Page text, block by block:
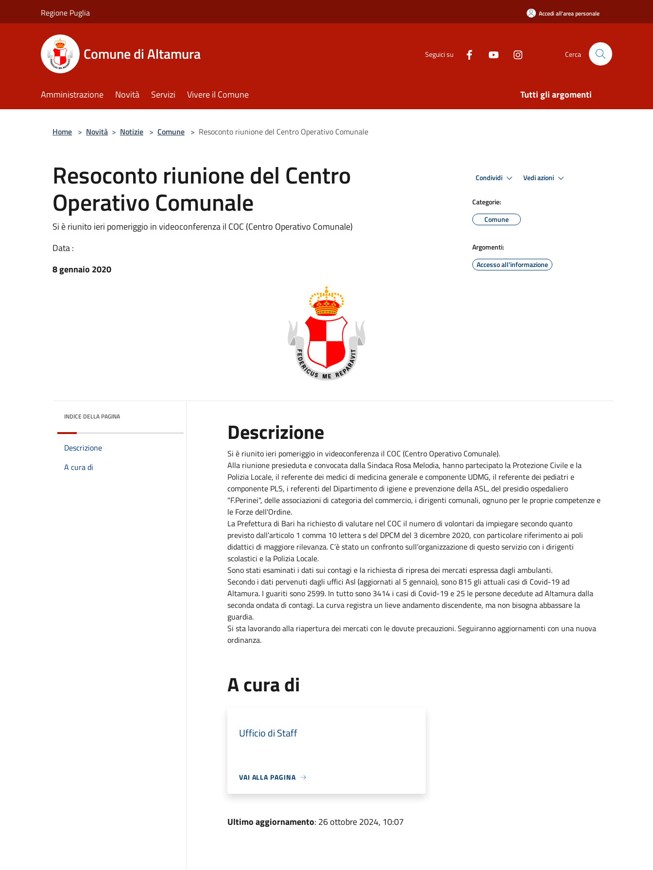
Regione Puglia Accedi all'area personale
Comune di Altamura Seguici su Cerca
Amministrazione Novità Servizi Vivere il Comune Tutti gli argomenti
Home > Novità > Notizie > Comune > Resoconto riunione del Centro Operativo Comunale
Resoconto riunione del Centro
Operativo Comunale
Si è riunito ieri pomeriggio in videoconferenza il COC (Centro Operativo Comunale)
Data :
8 gennaio 2020
Condividi Vedi azioni
Categorie:
Comune
Argomenti:
Accesso all'informazione
INDICE DELLA PAGINA
Descrizione
A cura di
Descrizione
Si è riunito ieri pomeriggio in videoconferenza il COC (Centro Operativo Comunale).
Alla riunione presieduta e convocata dalla Sindaca Rosa Melodia, hanno partecipato la Protezione Civile e la
Polizia Locale, il referente dei medici di medicina generale e componente UDMG, il referente dei pediatri e
componente PLS, i referenti del Dipartimento di igiene e prevenzione della ASL, del presidio ospedaliero
"F.Perinei", delle associazioni di categoria del commercio, i dirigenti comunali, ognuno per le proprie competenze e
le Forze dell'Ordine.
La Prefettura di Bari ha richiesto di valutare nel COC il numero di volontari da impiegare secondo quanto
previsto dall’articolo 1 comma 10 lettera s del DPCM del 3 dicembre 2020, con particolare riferimento ai poli
didattici di maggiore rilevanza. C’è stato un confronto sull’organizzazione di questo servizio con i dirigenti
scolastici e la Polizia Locale.
Sono stati esaminati i dati sui contagi e la richiesta di ripresa dei mercati espressa dagli ambulanti.
Secondo i dati pervenuti dagli uffici Asl (aggiornati al 5 gennaio), sono 815 gli attuali casi di Covid-19 ad
Altamura. I guariti sono 2599. In tutto sono 3414 i casi di Covid-19 e 25 le persone decedute ad Altamura dalla
seconda ondata di contagi. La curva registra un lieve andamento discendente, ma non bisogna abbassare la
guardia.
Si sta lavorando alla riapertura dei mercati con le dovute precauzioni. Seguiranno aggiornamenti con una nuova
ordinanza.
A cura di
Ufficio di Staff
VAI ALLA PAGINA
Ultimo aggiornamento: 26 ottobre 2024, 10:07